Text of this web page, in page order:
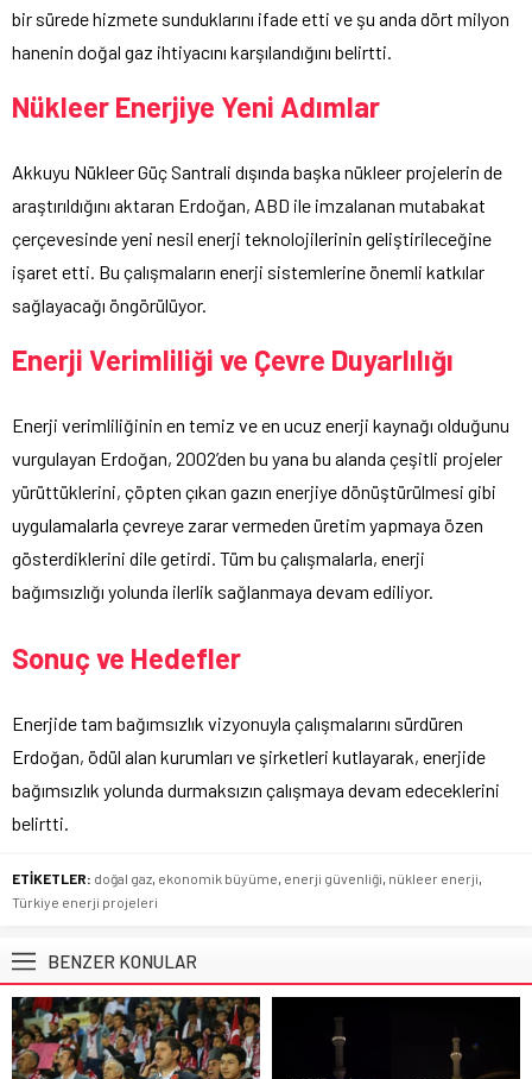
bir sürede hizmete sunduklarını ifade etti ve şu anda dört milyon
hanenin doğal gaz ihtiyacını karşılandığını belirtti.
Nükleer Enerjiye Yeni Adımlar
Akkuyu Nükleer Güç Santrali dışında başka nükleer projelerin de
araştırıldığını aktaran Erdoğan, ABD ile imzalanan mutabakat
çerçevesinde yeni nesil enerji teknolojilerinin geliştirileceğine
işaret etti. Bu çalışmaların enerji sistemlerine önemli katkılar
sağlayacağı öngörülüyor.
Enerji Verimliliği ve Çevre Duyarlılığı
Enerji verimliliğinin en temiz ve en ucuz enerji kaynağı olduğunu
vurgulayan Erdoğan, 2002’den bu yana bu alanda çeşitli projeler
yürüttüklerini, çöpten çıkan gazın enerjiye dönüştürülmesi gibi
uygulamalarla çevreye zarar vermeden üretim yapmaya özen
gösterdiklerini dile getirdi. Tüm bu çalışmalarla, enerji
bağımsızlığı yolunda ilerlik sağlanmaya devam ediliyor.
Sonuç ve Hedefler
Enerjide tam bağımsızlık vizyonuyla çalışmalarını sürdüren
Erdoğan, ödül alan kurumları ve şirketleri kutlayarak, enerjide
bağımsızlık yolunda durmaksızın çalışmaya devam edeceklerini
belirtti.
ETİKETLER: doğal gaz, ekonomik büyüme, enerji güvenliği, nükleer enerji,
Türkiye enerji projeleri
BENZER KONULAR